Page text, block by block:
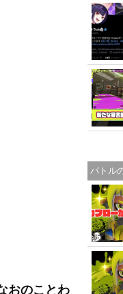
おのことわ
バトル